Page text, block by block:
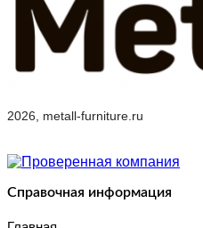
2026, metall-furniture.ru
Справочная информация